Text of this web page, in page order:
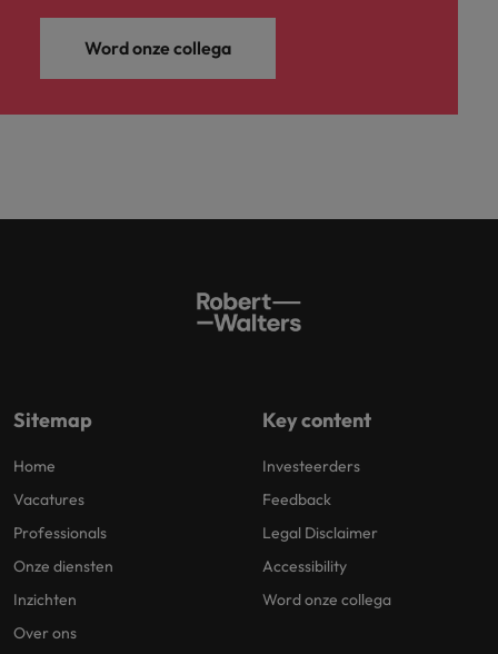
Word onze collega
Sitemap
Home
Vacatures
Professionals
Onze diensten
Inzichten
Over ons
Key content
Investeerders
Feedback
Legal Disclaimer
Accessibility
Word onze collega